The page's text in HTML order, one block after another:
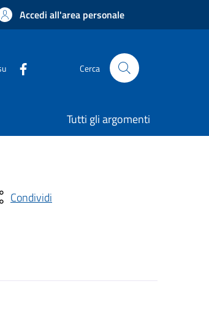
Accedi all'area personale
Cerca
Tutti gli argomenti
Condividi